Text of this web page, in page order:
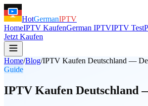
HotGermanIPTV
HomeIPTV KaufenGerman IPTVIPTV Test
Jetzt Kaufen
Home/Blog/IPTV Kaufen Deutschland —
Guide
IPTV Kaufen Deutschland